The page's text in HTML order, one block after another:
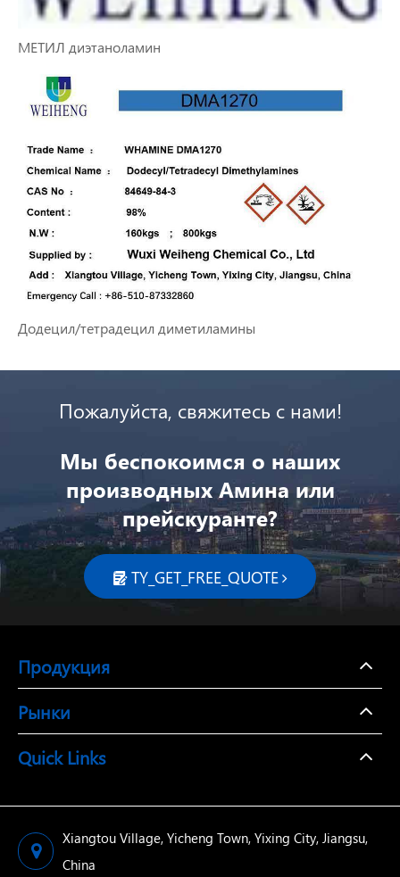
МЕТИЛ диэтаноламин
Додецил/тетрадецил диметиламины
Пожалуйста, свяжитесь с нами!
Мы беспокоимся о наших
производных Амина или
прейскуранте?
 TY_GET_FREE_QUOTE
Продукция
Рынки
Quick Links
Xiangtou Village, Yicheng Town, Yixing City, Jiangsu,
China